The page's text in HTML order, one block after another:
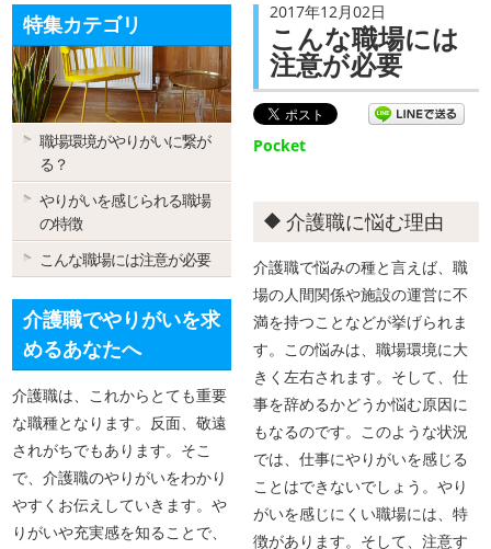
2017年12月02日
こんな職場には
注意が必要
Pocket
介護職に悩む理由
介護職で悩みの種と言えば、職
場の人間関係や施設の運営に不
満を持つことなどが挙げられま
す。この悩みは、職場環境に大
きく左右されます。そして、仕
事を辞めるかどうか悩む原因に
もなるのです。このような状況
では、仕事にやりがいを感じる
ことはできないでしょう。やり
がいを感じにくい職場には、特
徴があります。そして、注意す
特集カテゴリ
職場環境がやりがいに繋が
る？
やりがいを感じられる職場
の特徴
こんな職場には注意が必要
介護職でやりがいを求
めるあなたへ
介護職は、これからとても重要
な職種となります。反面、敬遠
されがちでもあります。そこ
で、介護職のやりがいをわかり
やすくお伝えしていきます。や
りがいや充実感を知ることで、